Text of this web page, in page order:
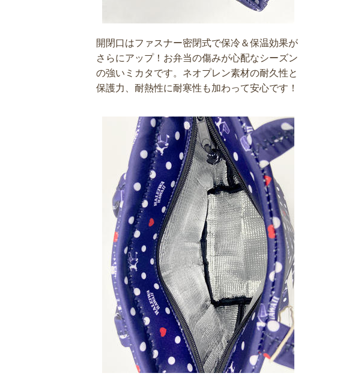
開閉口はファスナー密閉式で保冷＆保温効果が
さらにアップ！お弁当の傷みが心配なシーズン
の強いミカタです。ネオプレン素材の耐久性と
保護力、耐熱性に耐寒性も加わって安心です！